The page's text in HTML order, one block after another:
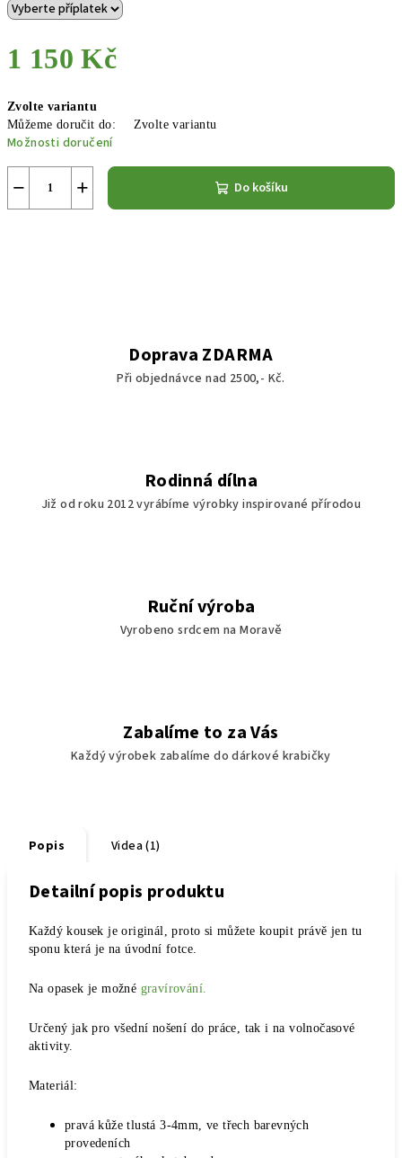
1 150 Kč
cena:
Zvolte variantu
Můžeme doručit do:
Zvolte variantu
Možnosti doručení
+
− Do košíku
Doprava ZDARMA
Při objednávce nad 2500,- Kč.
Rodinná dílna
Již od roku 2012 vyrábíme výrobky inspirované přírodou
Ruční výroba
Vyrobeno srdcem na Moravě
Zabalíme to za Vás
Každý výrobek zabalíme do dárkové krabičky
Popis Videa (1)
Detailní popis produktu
Každý kousek je originál, proto si můžete koupit právě jen tu
sponu která je na úvodní fotce.
Na opasek je možné gravírování.
Určený jak pro všední nošení do práce, tak i na volnočasové
aktivity.
Materiál:
pravá kůže tlustá 3-4mm, ve třech barevných
provedeních